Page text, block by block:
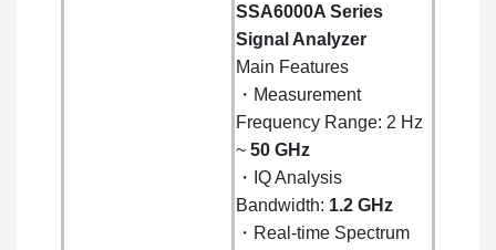
SSA6000A Series
Signal Analyzer
Main Features
・Measurement
Frequency Range: 2 Hz
~ 50 GHz
・IQ Analysis
Bandwidth: 1.2 GHz
・Real-time Spectrum